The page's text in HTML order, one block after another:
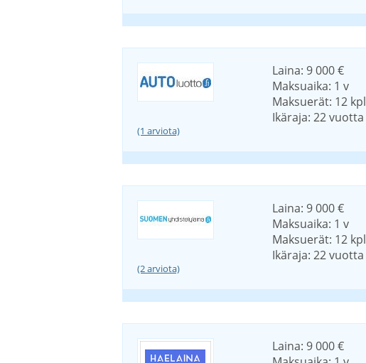
(1 arviota)
Laina: 9 000 €
Maksuaika: 1 v
Maksuerät: 12 kpl
Ikäraja: 22 vuotta
(2 arviota)
Laina: 9 000 €
Maksuaika: 1 v
Maksuerät: 12 kpl
Ikäraja: 22 vuotta
Laina: 9 000 €